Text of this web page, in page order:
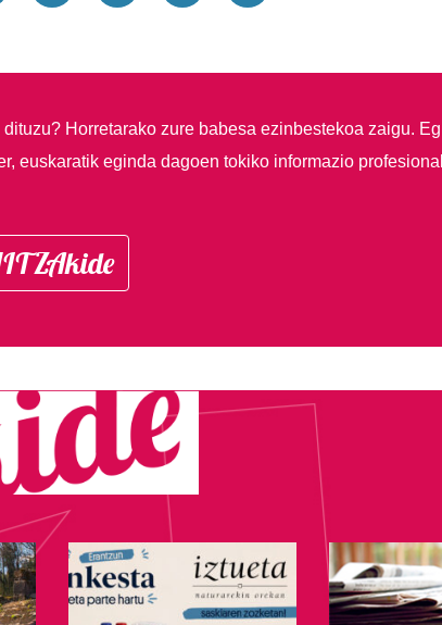
dituzu? Horretarako zure babesa ezinbestekoa zaigu.
euskaratik eginda dagoen tokiko informazio